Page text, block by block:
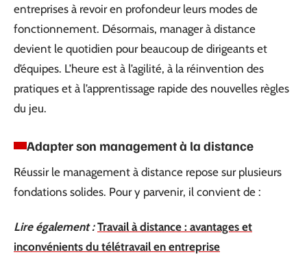
entreprises à revoir en profondeur leurs modes de
fonctionnement. Désormais, manager à distance
devient le quotidien pour beaucoup de dirigeants et
d’équipes. L’heure est à l’agilité, à la réinvention des
pratiques et à l’apprentissage rapide des nouvelles règles
du jeu.
Adapter son management à la distance
Réussir le management à distance repose sur plusieurs
fondations solides. Pour y parvenir, il convient de :
Lire également : Travail à distance : avantages et
inconvénients du télétravail en entreprise